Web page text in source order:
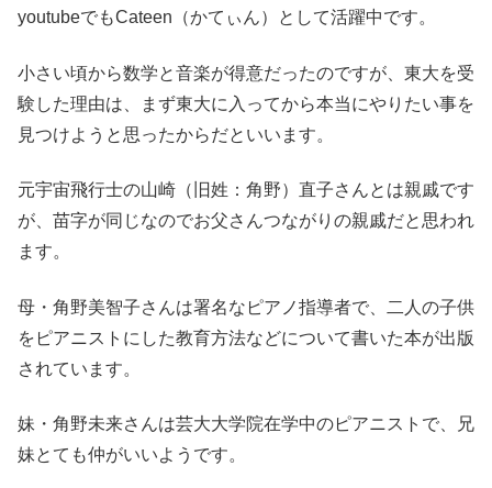
youtubeでもCateen（かてぃん）として活躍中です。
小さい頃から数学と音楽が得意だったのですが、東大を受
験した理由は、まず東大に入ってから本当にやりたい事を
見つけようと思ったからだといいます。
元宇宙飛行士の山崎（旧姓：角野）直子さんとは親戚です
が、苗字が同じなのでお父さんつながりの親戚だと思われ
ます。
母・角野美智子さんは署名なピアノ指導者で、二人の子供
をピアニストにした教育方法などについて書いた本が出版
されています。
妹・角野未来さんは芸大大学院在学中のピアニストで、兄
妹とても仲がいいようです。